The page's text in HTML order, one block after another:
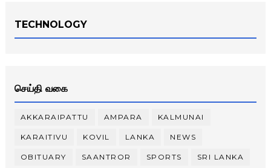
TECHNOLOGY
செய்தி வகை
AKKARAIPATTU AMPARA KALMUNAI
KARAITIVU KOVIL LANKA NEWS
OBITUARY SAANTROR SPORTS SRI LANKA